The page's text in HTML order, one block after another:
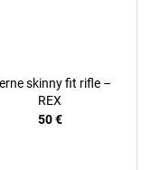
skinny fit rifle –
REX
50 €